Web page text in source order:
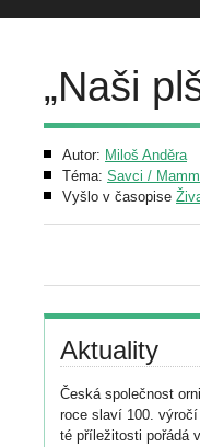
„Naši
Autor: Miloš Anděra
Téma: Savci /
Vyšlo v časopise
Aktuality
Česká společnost
roce slaví 100.
té příležitosti pořádá